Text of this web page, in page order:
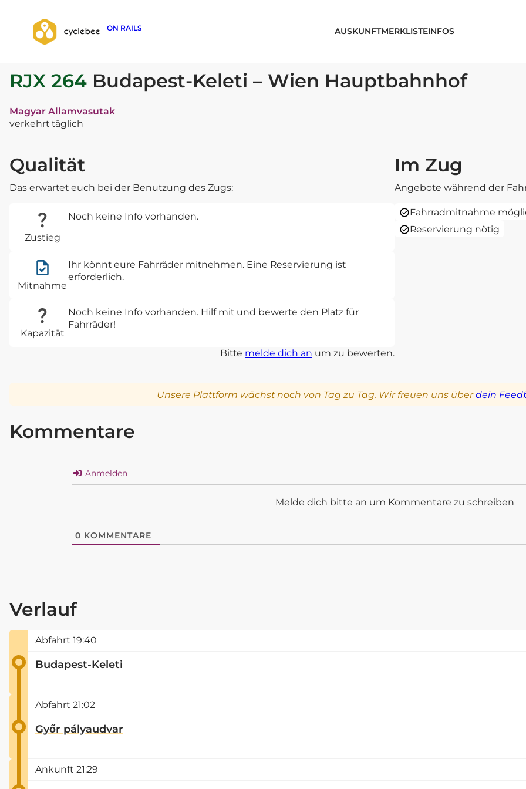
ON RAILS AUSKUNFTMERKLISTEINFOS
zurück zur Suche
RJX 264 Budapest-Keleti – Wien Hauptbahnhof
Magyar Allamvasutak
verkehrt täglich
Qualität
Das erwartet euch bei der Benutzung des Zugs:
Zustieg
Noch keine Info vorhanden.
Mitnahme
Ihr könnt eure Fahrräder mitnehmen. Eine Reservierung ist
erforderlich.
Kapazität
Noch keine Info vorhanden. Hilf mit und bewerte den Platz für
Fahrräder!
Bitte melde dich an um zu bewerten.
Im Zug
Angebote während der
Fahrradmitnahme
Reservierung nötig
Unsere Plattform wächst noch von Tag zu Tag. Wir freuen uns überdein
Kommentare
Anmelden
Melde dich bitte an um Kommentare zu schreiben
0 KOMMENTARE
Verlauf
Abfahrt 19:40
Budapest-Keleti
Abfahrt 21:02
Győr pályaudvar
Ankunft 21:29